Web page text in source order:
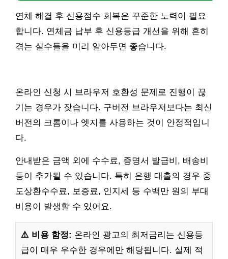
연체 해결 후 신용점수 회복은 꾸준한 노력이 필요
합니다. 연체금 납부 후 신용등급 개선을 위해 흔히
겪는 실수들을 미리 알아두면 좋습니다.
온라인 신청 시 브라우저 호환성 문제로 진행이 끊
기는 경우가 잦습니다. 구버전 브라우저보다는 최신
버전의 크롬이나 엣지를 사용하는 것이 안정적입니
다.
안내받은 금액 외에 수수료, 증명서 발급비, 배송비
등이 추가될 수 있습니다. 특히 은행 대출의 경우 중
도상환수수료, 보증료, 인지세 등 수백만 원의 부대
비용이 발생할 수 있어요.
⚠️ 비용 함정: 온라인 광고의 최저금리는 신용등
급이 매우 우수한 경우에만 해당됩니다. 실제 적